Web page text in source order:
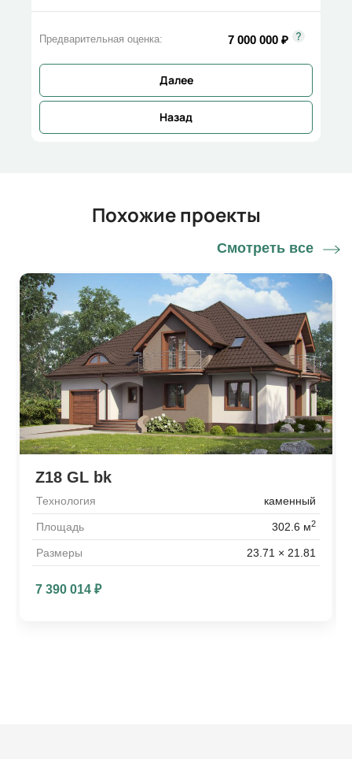
Предварительная оценка: 7 000 000 ₽
Назад
Далее
Похожие проекты
Смотреть все
Z18 GL bk
Технология каменный
Площадь 302.6 м2
Размеры 23.71 × 21.81
7 390 014₽